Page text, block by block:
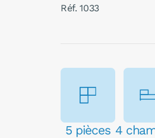
Réf. 1033
5 pièces 4